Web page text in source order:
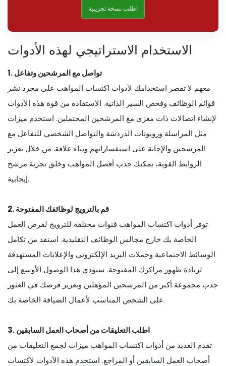
اطلب نسخة تجريبية
الاستخدام الاستراتيجي لهذه الأدوات
1. تواصل مع المرشحين وتفاعل
معهم لا تقصر استخدامك لأدوات اكتساب المواهب على مجرد نشر
قوائم الوظائف وفحص السير الذاتية. الاستفادة من قوة هذه الأدوات
لإنشاء اتصالات ذات مغزى مع المرشحين المحتملين. استخدم ميزات
مثل المراسلة وروبوتات الدردشة والتواصل الشخصي للتفاعل مع
المرشحين والإجابة على استفساراتهم وبناء علاقة. من خلال تعزيز
الروابط القوية، يمكنك جذب أفضل المواهب وخلق تجربة مرشح
إيجابية.
2. قم بالترويج لوظائفك المفتوحة
توفر أدوات اكتساب المواهب قنوات مختلفة للترويج لفرص العمل
الخاصة بك خارج مجالس الوظائف التقليدية. استفد من تكامل
الوسائط الاجتماعية وحملات البريد الإلكتروني والإعلانات المستهدفة
لزيادة ظهور مراكزك المفتوحة. سيؤدي هذا الوصول الأوسع إلى
جذب مجموعة أكبر من المرشحين المؤهلين وتعزيز فرصك في العثور
على الشخص المناسب لأعمال الضيافة الخاصة بك.
3. اطلب التعليقات من أصحاب العمل السابقين
تقدم العديد من أدوات اكتساب المواهب ميزات لجمع التعليقات من
أصحاب العمل السابقين أو المراجع. استخدم هذه الأدوات لاكتساب